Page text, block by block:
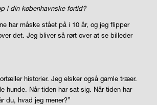
i din københavnske fortid?
har måske stået på i 10 år, og jeg flipper
det. Jeg bliver så rørt over at se billeder
historier. Jeg elsker også gamle træer.
hunde. Når tiden har sat sig. Når tiden har
du, hvad jeg mener?”